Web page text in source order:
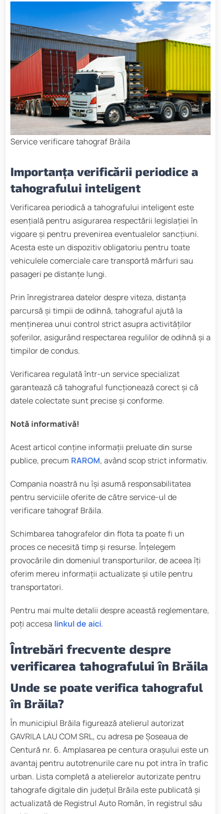
Service verificare tahograf Brăila
Importanța verificării periodice a
tahografului inteligent
Verificarea periodică a tahografului inteligent este
esențială pentru asigurarea respectării legislației în
vigoare și pentru prevenirea eventualelor sancțiuni.
Acesta este un dispozitiv obligatoriu pentru toate
vehiculele comerciale care transportă mărfuri sau
pasageri pe distanțe lungi.
Prin înregistrarea datelor despre viteza, distanța
parcursă și timpii de odihnă, tahograful ajută la
menținerea unui control strict asupra activităților
șoferilor, asigurând respectarea regulilor de odihnă și a
timpilor de condus.
Verificarea regulată într-un service specializat
garantează că tahograful funcționează corect și că
datele colectate sunt precise și conforme.
Notă informativă!
Acest articol conține informații preluate din surse
publice, precum RAROM, având scop strict informativ.
Compania noastră nu își asumă responsabilitatea
pentru serviciile oferite de către service-ul de
verificare tahograf Brăila.
Schimbarea tahografelor din flota ta poate fi un
proces ce necesită timp și resurse. Înțelegem
provocările din domeniul transporturilor, de aceea îți
oferim mereu informații actualizate și utile pentru
transportatori.
Pentru mai multe detalii despre această reglementare,
poți accesa linkul de aici.
Întrebări frecvente despre
verificarea tahografului în Brăila
Unde se poate verifica tahograful
în Brăila?
În municipiul Brăila figurează atelierul autorizat
GAVRILA LAU COM SRL, cu adresa pe Șoseaua de
Centură nr. 6. Amplasarea pe centura orașului este un
avantaj pentru autotrenurile care nu pot intra în trafic
urban. Lista completă a atelierelor autorizate pentru
tahografe digitale din județul Brăila este publicată și
actualizată de Registrul Auto Român, în registrul său